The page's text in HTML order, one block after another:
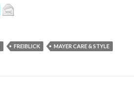
FREIBLICK MAYER CARE & STYLE